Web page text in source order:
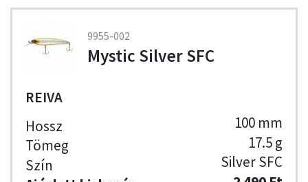
9955-002
Mystic Silver SFC
REIVA
100 mm
17.5 g
Silver SFC